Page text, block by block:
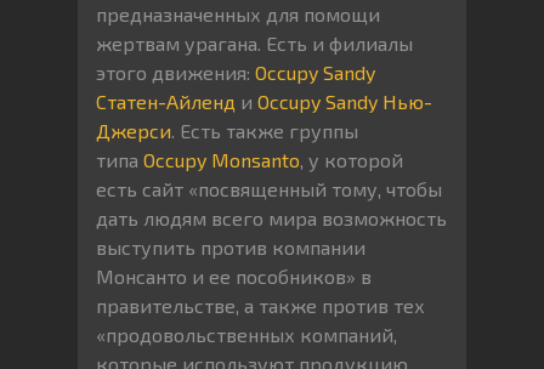
предназначенных для помощи
жертвам урагана. Есть и филиалы
этого движения: Occupy Sandy
Статен-Айленд и Occupy Sandy Нью-
Джерси . Есть также группы
типа Occupy Monsanto , у которой
есть сайт «посвященный тому, чтобы
дать людям всего мира возможность
выступить против компании
Монсанто и ее пособников» в
правительстве, а также против тех
«продовольственных компаний,
которые используют продукцию